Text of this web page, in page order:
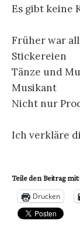
Es gibt keine
Früher war
Stickereien
Tänze und
Musikant
Nicht nur
Ich verkläre
Teile den Beitrag mit:
Drucken